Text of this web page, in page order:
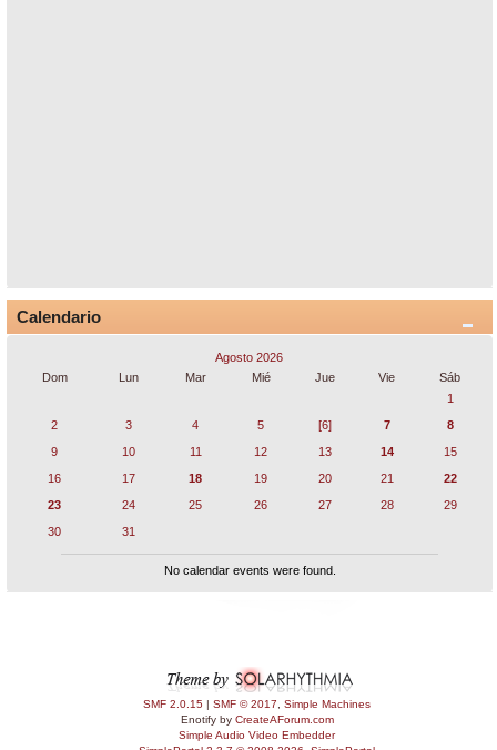
Calendario
Agosto 2026
Dom
Lun Mar Mié Jue Vie
Sáb
1
2
3 4 5 [6] 7
8
9
10 11 12 13 14
15
16
17 18 19 20 21
22
23
24 25 26 27 28
29
30
31
No calendar events were found.
SMF 2.0.15 | SMF © 2017
Simple Machines
Enotify by CreateAForum.com
Simple Audio Video Embedder